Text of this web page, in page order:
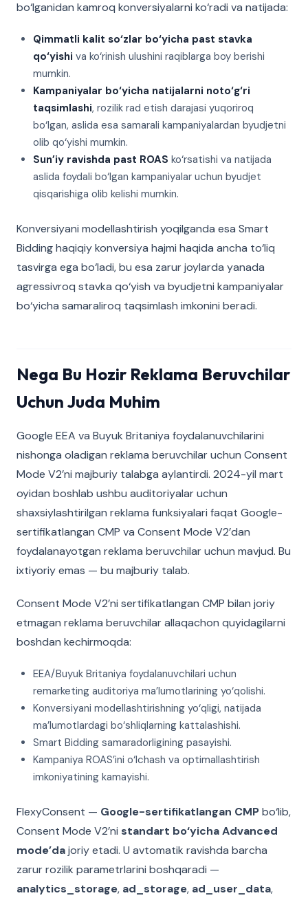
bo‘lganidan kamroq konversiyalarni ko‘radi va natijada:
Qimmatli kalit so‘zlar bo‘yicha past stavka
qo‘yishi va ko‘rinish ulushini raqiblarga boy berishi
mumkin.
Kampaniyalar bo‘yicha natijalarni noto‘g‘ri
taqsimlashi, rozilik rad etish darajasi yuqoriroq
bo‘lgan, aslida esa samarali kampaniyalardan byudjetni
olib qo‘yishi mumkin.
Sun’iy ravishda past ROAS ko‘rsatishi va natijada
aslida foydali bo‘lgan kampaniyalar uchun byudjet
qisqarishiga olib kelishi mumkin.
Konversiyani modellashtirish yoqilganda esa Smart
Bidding haqiqiy konversiya hajmi haqida ancha to‘liq
tasvirga ega bo‘ladi, bu esa zarur joylarda yanada
agressivroq stavka qo‘yish va byudjetni kampaniyalar
bo‘yicha samaraliroq taqsimlash imkonini beradi.
Nega Bu Hozir Reklama Beruvchilar
Uchun Juda Muhim
Google EEA va Buyuk Britaniya foydalanuvchilarini
nishonga oladigan reklama beruvchilar uchun Consent
Mode V2’ni majburiy talabga aylantirdi. 2024-yil mart
oyidan boshlab ushbu auditoriyalar uchun
shaxsiylashtirilgan reklama funksiyalari faqat Google-
sertifikatlangan CMP va Consent Mode V2’dan
foydalanayotgan reklama beruvchilar uchun mavjud. Bu
ixtiyoriy emas — bu majburiy talab.
Consent Mode V2’ni sertifikatlangan CMP bilan joriy
etmagan reklama beruvchilar allaqachon quyidagilarni
boshdan kechirmoqda:
EEA/Buyuk Britaniya foydalanuvchilari uchun
remarketing auditoriya ma’lumotlarining yo‘qolishi.
Konversiyani modellashtirishning yo‘qligi, natijada
ma’lumotlardagi bo‘shliqlarning kattalashishi.
Smart Bidding samaradorligining pasayishi.
Kampaniya ROAS’ini o‘lchash va optimallashtirish
imkoniyatining kamayishi.
FlexyConsent — Google-sertifikatlangan CMPbo‘lib,
Consent Mode V2’ni standart bo‘yicha Advanced
mode’dajoriy etadi. U avtomatik ravishda barcha
zarur rozilik parametrlarini boshqaradi —
analytics_storage, ad_storage, ad_user_data,